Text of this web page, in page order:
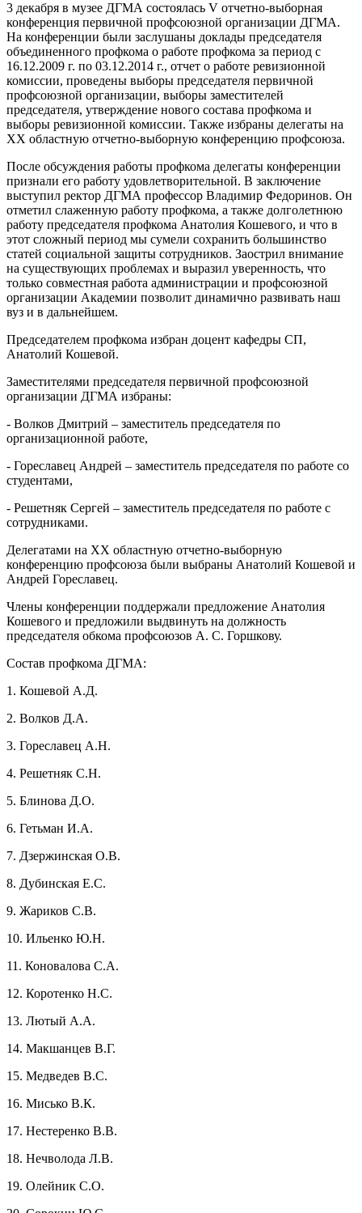
3 декабря в музее ДГМА состоялась V отчетно-выборная
конференция первичной профсоюзной организации ДГМА.
На конференции были заслушаны доклады председателя
объединенного профкома о работе профкома за период с
16.12.2009 г. по 03.12.2014 г., отчет о работе ревизионной
комиссии, проведены выборы председателя первичной
профсоюзной организации, выборы заместителей
председателя, утверждение нового состава профкома и
выборы ревизионной комиссии. Также избраны делегаты на
XX областную отчетно-выборную конференцию профсоюза.
После обсуждения работы профкома делегаты конференции
признали его работу удовлетворительной. В заключение
выступил ректор ДГМА профессор Владимир Федоринов. Он
отметил слаженную работу профкома, а также долголетнюю
работу председателя профкома Анатолия Кошевого, и что в
этот сложный период мы сумели сохранить большинство
статей социальной защиты сотрудников. Заострил внимание
на существующих проблемах и выразил уверенность, что
только совместная работа администрации и профсоюзной
организации Академии позволит динамично развивать наш
вуз и в дальнейшем.
Председателем профкома избран доцент кафедры СП,
Анатолий Кошевой.
Заместителями председателя первичной профсоюзной
организации ДГМА избраны:
- Волков Дмитрий – заместитель председателя по
организационной работе,
- Гореславец Андрей – заместитель председателя по работе со
студентами,
- Решетняк Сергей – заместитель председателя по работе с
сотрудниками.
Делегатами на XХ областную отчетно-выборную
конференцию профсоюза были выбраны Анатолий Кошевой и
Андрей Гореславец.
Члены конференции поддержали предложение Анатолия
Кошевого и предложили выдвинуть на должность
председателя обкома профсоюзов А. С. Горшкову.
Состав профкома ДГМА:
1. Кошевой А.Д.
2. Волков Д.А.
3. Гореславец А.Н.
4. Решетняк С.Н.
5. Блинова Д.О.
6. Гетьман И.А.
7. Дзержинская О.В.
8. Дубинская Е.С.
9. Жариков С.В.
10. Ильенко Ю.Н.
11. Коновалова С.А.
12. Коротенко Н.С.
13. Лютый А.А.
14. Макшанцев В.Г.
15. Медведев В.С.
16. Мисько В.К.
17. Нестеренко В.В.
18. Нечволода Л.В.
19. Олейник С.О.